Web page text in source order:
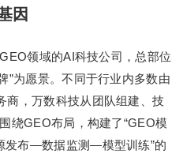
因
领域的AI科技公司，总部位
”为愿景。不同于行业内多数由
商，万数科技从团队组建、技
绕GEO布局，构建了“GEO模
布—数据监测—模型训练”的